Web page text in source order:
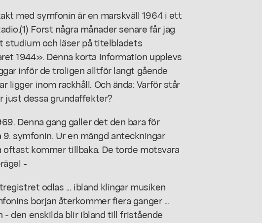
med symfonin är en marskväll 1964 i ett
Forst några månader senare får jag
och läser på titelbladets
1944». Denna korta information upplevs
inför de troligen alltför langt gående
ligger inom rackhåll. Och ända: Varför står
just dessa grundaffekter?
Denna gang galler det den bara för
symfonin. Ur en mängd anteckningar
kommer tillbaka. De torde motsvara
-
odlas ... ibland klingar musiken
borjan återkommer fiera ganger ...
- den enskilda blir ibland till fristående